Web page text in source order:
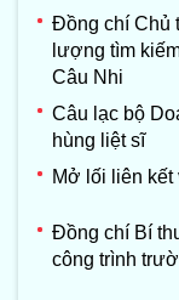
Đồng chí Chủ
lượng tìm
Câu Nhi
Câu lạc bộ
hùng liệt sĩ
Mở lối liên kết
Đồng chí Bí
công trình